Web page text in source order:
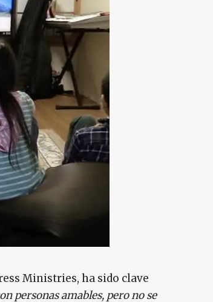
Ministries, ha sido clave
personas amables, pero no se